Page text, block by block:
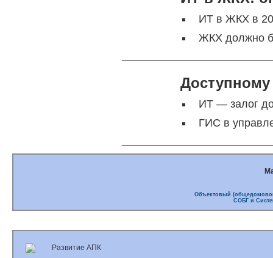
ИТ в ЖКХ в
ЖКХ должно
ИТ — залог
ГИС в
Объектовый
СОБГ и